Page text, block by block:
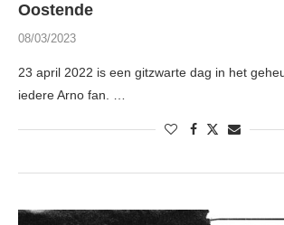
Oostende
08/03/2023
23 april 2022 is een gitzwarte dag in het
iedere Arno fan. …